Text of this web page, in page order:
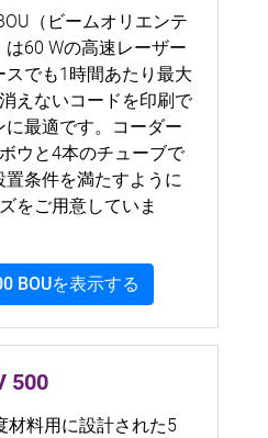
（ビームオリエンテ
60 Wの高速レーザー
でも1時間あたり最大
えないコードを印刷で
に最適です。コーダー
ウと4本のチューブで
条件を満たすように
をご用意していま
BOUを表示する
500
材料用に設計された5